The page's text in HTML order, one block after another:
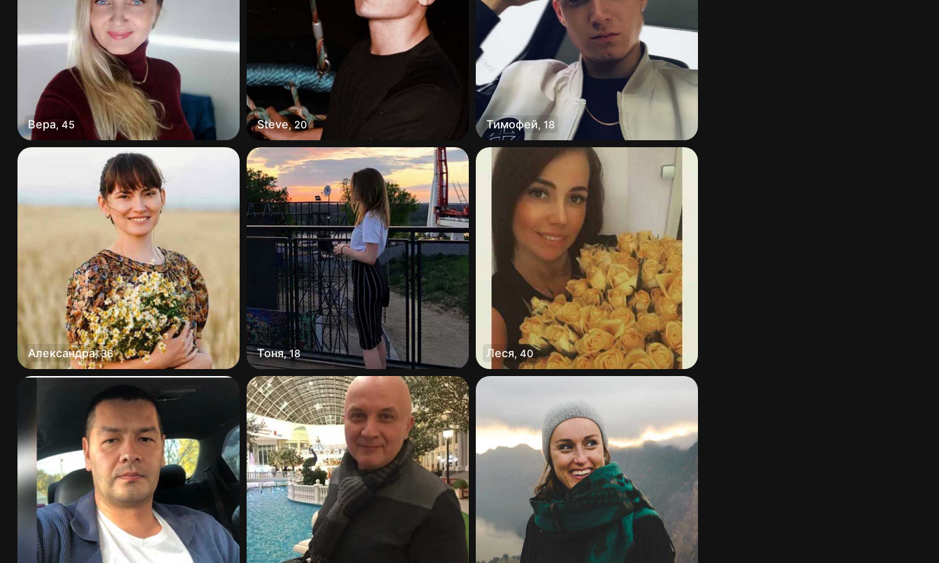
Вера, 45 Steve,20 Тимофей, 18
Александра,36 Тоня,18 Леся, 40